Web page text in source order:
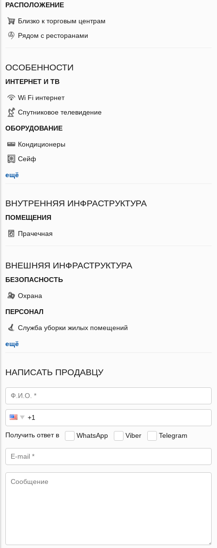
РАСПОЛОЖЕНИЕ
Близко к торговым центрам
Рядом с ресторанами
ОСОБЕННОСТИ
ИНТЕРНЕТ И ТВ
Wi Fi интернет
Спутниковое телевидение
ОБОРУДОВАНИЕ
Кондиционеры
Сейф
ещё
ВНУТРЕННЯЯ ИНФРАСТРУКТУРА
ПОМЕЩЕНИЯ
Прачечная
ВНЕШНЯЯ ИНФРАСТРУКТУРА
БЕЗОПАСНОСТЬ
Охрана
ПЕРСОНАЛ
Служба уборки жилых помещений
ещё
НАПИСАТЬ ПРОДАВЦУ
Получить ответ в WhatsApp Viber Telegram